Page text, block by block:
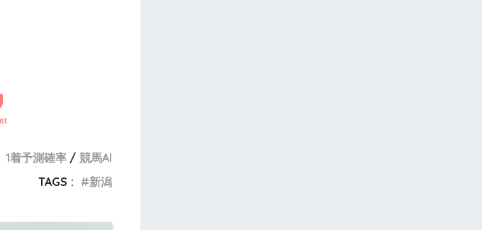
1着予測確率
競馬AI
TAGS :
新潟